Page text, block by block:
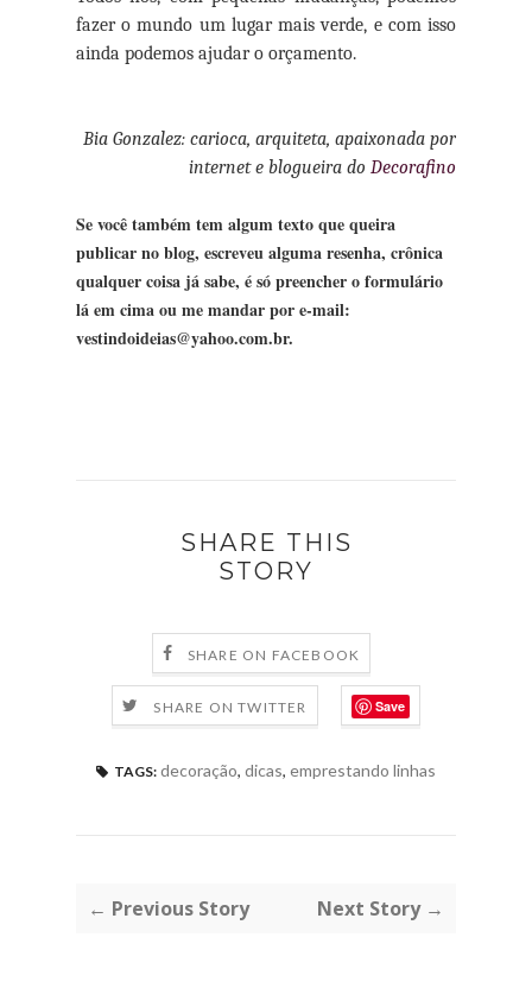
fazer o mundo um lugar mais verde, e com isso
ainda podemos ajudar o orçamento.
Bia Gonzalez: carioca, arquiteta, apaixonada por
internet e blogueira do Decorafino
Se você também tem algum texto que queira
publicar no blog, escreveu alguma resenha, crônica
qualquer coisa já sabe, é só preencher o formulário
lá em cima ou me mandar por e-mail:
vestindoideias@yahoo.com.br.
SHARE THIS
STORY
SHARE ON FACEBOOK
SHARE ON TWITTER Save
TAGS: decoração, dicas, emprestando linhas
← Previous Story Next Story →